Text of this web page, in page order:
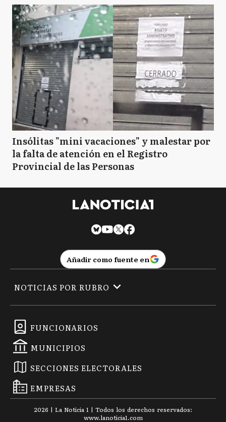
Insólitas "mini vacaciones" y malestar por
la falta de atención en el Registro
Provincial de las Personas
Añadir como fuente en
FUNCIONARIOS
MUNICIPIOS
SECCIONES ELECTORALES
EMPRESAS
NOTICIAS POR RUBRO
2026 | La Noticia 1 | Todos los derechos reservados:
www.lanoticia1.com